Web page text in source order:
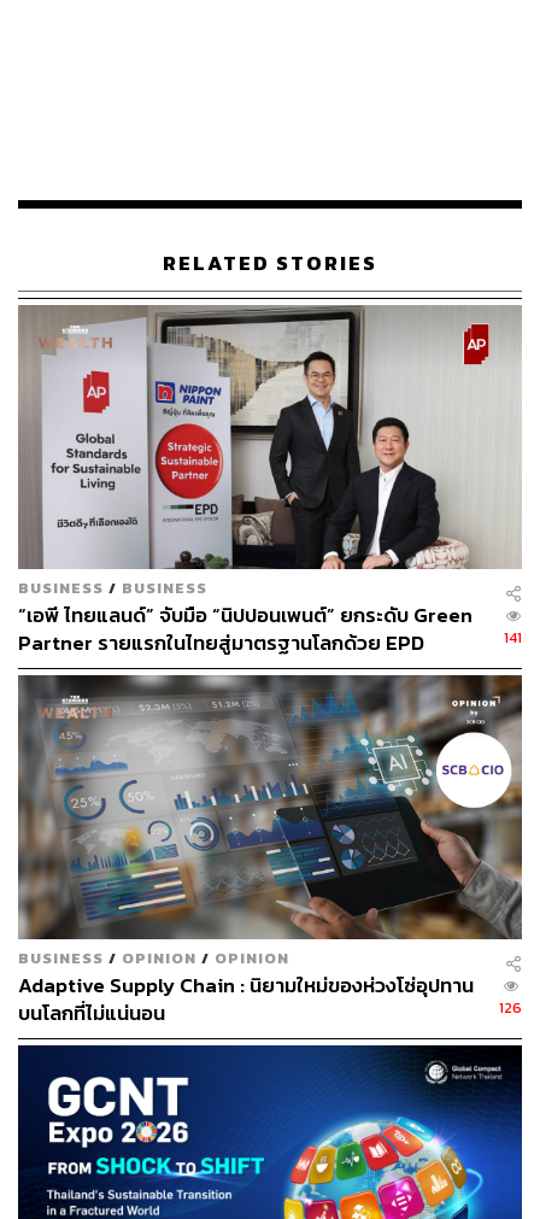
อาคารตลาดหลักทรัพย์แห่งประเทศไทย
Carbonwize ชี้ เงินลงทุนสถาบันพุ่งเป้า ESG แตะ 1.2
พันล้านล้านในอีก 2 ปี
ด้าน นัชชา เลิศหัตถศิลป์ ประธานเจ้าหน้าที่บริหาร บริษัท
คาร์บอนไวซ์ (Carbonwize) เปิดเผยว่า “Carbonwize ใน
ฐานะผู้พัฒนาแพลตฟอร์มจัดการก๊าซเรือนกระจก ได้เป็น
พันธมิตรกับตลาดหลักทรัพย์ฯ ในการเตรียมระบบจัดการ
ข้อมูลก๊าซเรือนกระจกที่จะมาเป็นเครื่องมือช่วยบริษัทจด
ทะเบียนในตลาด SET และ mai รวมกว่า 840 แห่ง สอดคล้อง
กับพันธกิจของ Carbonwize ที่มีเป้าหมายในการขยายผลสู่
บริษัทจำกัด และบริษัทมหาชนในประเทศไทยกว่า 700,000
ราย เพื่อมุ่งสู่เส้นทาง Net Zero
ทั้งการวัดและประเมินคาร์บอนฟุตพรินต์ นับเป็นเพียงก้าวแรก
บนเส้นทาง Net Zero ข้อมูลก๊าซเรือนกระจกที่ถูกรวบรวมไว้
บนแพลตฟอร์มจะเข้ามาช่วยสร้างความเข้าใจให้แก่บริษัทถึง
แหล่งที่มาของการปล่อยก๊าซเรือนกระจกจากธุรกิจ เพื่อนำ
มาวางกลยุทธ์ สร้างแผนปฏิบัติการในการลดคาร์บอนฟุต
พรินต์ได้อย่างมีประสิทธิภาพ ในขณะที่ก้าวสำคัญต่อไปคือ
การลงมือปฏิบัติตามแผนการเหล่านั้นผ่านการนำเทคโนโลยี
ต่างๆ มาใช้ในองค์กร เพื่อปรับเปลี่ยนการดำเนินการสู่ธุรกิจ
คาร์บอนต่ำ
นอกจากนี้ การวางรากฐานระบบการรายงานข้อมูลด้าน
ความยั่งยืนที่เข้มแข็งให้กับบริษัทจดทะเบียนของไทยยัง
เป็นการดึงดูดเงินลงทุนจากนักลงทุนสถาบัน ที่ปัจจุบันเพิ่มน้ำ
หนักการลงทุนในบริษัทที่เปิดเผยข้อมูลด้านความยั่งยืนอย่าง
โปร่งใสและชัดเจน โดยตามคาดการณ์ของ PwC สินทรัพย์
ภายใต้การจัดการ (AUM) ของเงินลงทุนของนักลงทุนสถาบัน
ที่โฟกัสประเด็นเรื่องความยั่งยืนจะสูงถึง 33.9 ล้านล้าน
ดอลลาร์ หรือ 1.24 พันล้านล้านบาท ในปี 2026 เติบโตขึ้น
12.9% คิดเป็นสัดส่วน 21.5% ของพอร์ตการลงทุนทั้งหมด”
RELATED STORIES
BUSINESS / BUSINESS
“เอพี ไทยแลนด์” จับมือ “นิปปอนเพนต์” ยกระดับ Green
Partner รายแรกในไทยสู่มาตรฐานโลกด้วย EPD
International พร้อมชูแนวคิด Global Standards for
Global Sustainable Living ส่งมอบบ้านคุณภาพ ลด
ผลกระทบต่อสิ่งแวดล้อม พร้อมปั้นนักออกแบบที่ใส่ใจโลก
141
BUSINESS / OPINION / OPINION
Adaptive Supply Chain : นิยามใหม่ของห่วงโซ่อุปทาน
บนโลกที่ไม่แน่นอน
126